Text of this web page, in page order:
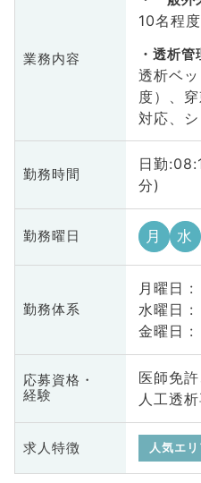
業務内容
10名程
透析管
透析ベ
度）、
対応、
勤務時間
日勤
分)
勤務曜日 月 水
勤務体系
月曜日 :
水曜日 :
金曜日 :
応募資格・
経験
医師免
人工透
求人特徴 人気エリ